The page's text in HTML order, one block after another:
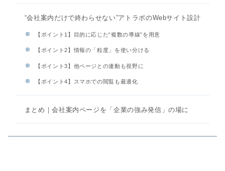
“会社案内だけで終わらせない”アトラボのWebサイト設計
【ポイント1】目的に応じた“複数の導線”を用意
【ポイント2】情報の「粒度」を使い分ける
【ポイント3】他ページとの連動も視野に
【ポイント4】スマホでの閲覧も最適化
まとめ｜会社案内ページを「企業の強み発信」の場に